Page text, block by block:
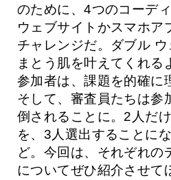
のために、4つのコーデ
ウェブサイトかスマホア
チャレンジだ。ダブル
まとう肌を叶えてくれる
参加者は、課題を的確に
そして、審査員たちは参
倒されることに。2人だ
を、3人選出することに
ど。今回は、それぞれの
についてぜひ紹介させて